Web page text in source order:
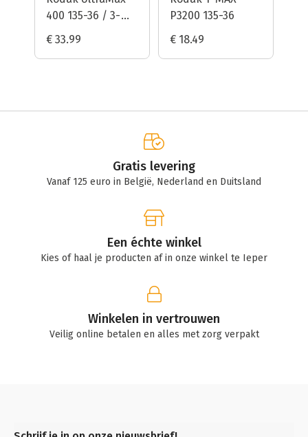
400 135-36 / 3-
pak
€ 33.99
P3200 135-36
€ 18.49
Gratis levering
Vanaf 125 euro in België, Nederland en Duitsland
Een échte winkel
Kies of haal je producten af in onze winkel te Ieper
Winkelen in vertrouwen
Veilig online betalen en alles met zorg verpakt